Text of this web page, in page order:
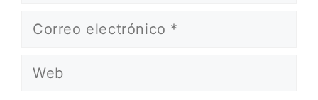
Correo
Web